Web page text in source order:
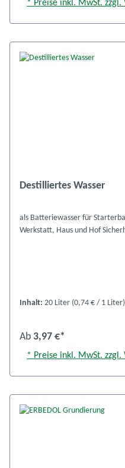
* Preise inkl. MwSt. zzgl.
Destilliertes Wasser
als Batteriewasser für
Werkstatt, Haus und Hof
Inhalt: 20 Liter (0,74 € / 1 Liter)
Ab 3,97 €*
* Preise inkl. MwSt. zzgl.